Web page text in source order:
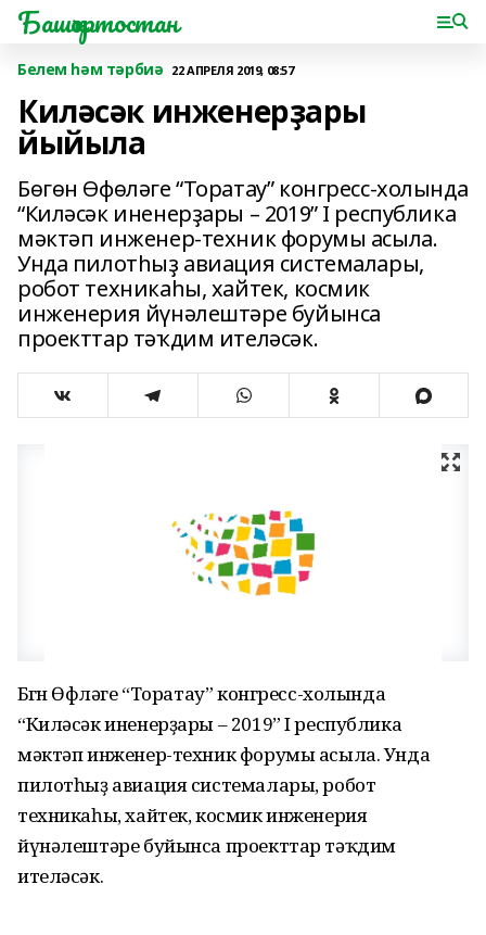
Башҡортостан
Белем һәм тәрбиә 22 АПРЕЛЯ 2019, 08:57
Киләсәк инженерҙары
йыйыла
Бөгөн Өфөләге “Торатау” конгресс-холында
“Киләсәк иненерҙары – 2019” I республика
мәктәп инженер-техник форумы асыла.
Унда пилотһыҙ авиация системалары,
робот техникаһы, хайтек, космик
инженерия йүнәлештәре буйынса
проекттар тәҡдим ителәсәк.
Бөгөн Өфөләге “Торатау” конгресс-холында
“Киләсәк иненерҙары – 2019” I республика
мәктәп инженер-техник форумы асыла. Унда
пилотһыҙ авиация системалары, робот
техникаһы, хайтек, космик инженерия
йүнәлештәре буйынса проекттар тәҡдим
ителәсәк.